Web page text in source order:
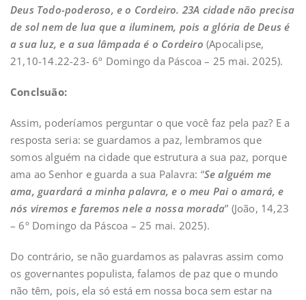
Deus Todo-poderoso, e o Cordeiro. 23A cidade não precisa
de sol nem de lua que a iluminem, pois a glória de Deus é
a sua luz, e a sua lâmpada é o Cordeiro (Apocalipse,
21,10-14.22-23- 6º Domingo da Páscoa – 25 mai. 2025).
Conclsuão:
Assim, poderíamos perguntar o que você faz pela paz? E a
resposta seria: se guardamos a paz, lembramos que
somos alguém na cidade que estrutura a sua paz, porque
ama ao Senhor e guarda a sua Palavra: “Se alguém me
ama, guardará a minha palavra, e o meu Pai o amará, e
nós viremos e faremos nele a nossa morada” (João, 14,23
– 6º Domingo da Páscoa – 25 mai. 2025).
Do contrário, se não guardamos as palavras assim como
os governantes populista, falamos de paz que o mundo
não têm, pois, ela só está em nossa boca sem estar na